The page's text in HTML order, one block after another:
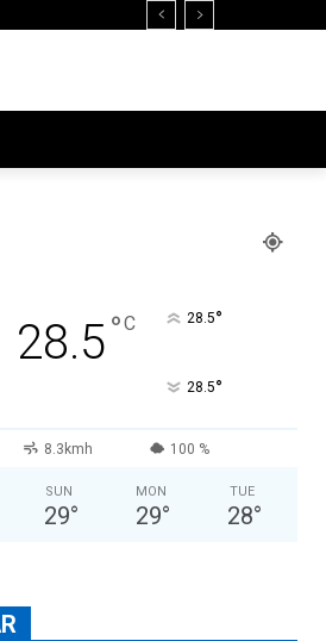
28.5°C 28.5°
28.5°
8.3kmh 100 %
SUN
29°
MON
29°
TUE
28°